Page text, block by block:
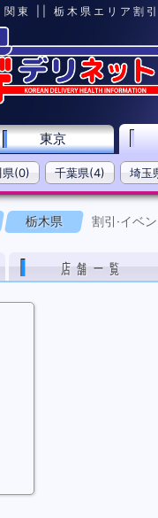
関東 || 栃木県エリア割
東京
県(0) 千葉県(4) 埼玉
栃木県 割引·イベ
店舗一覧